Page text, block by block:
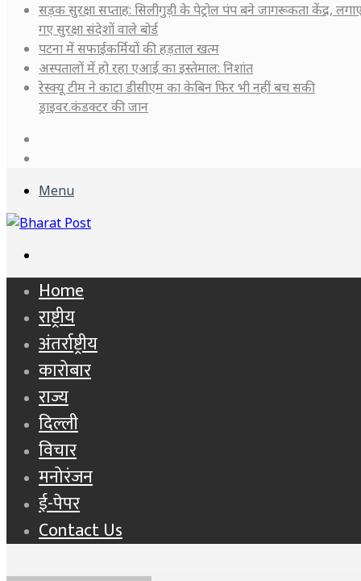
सड़क सुरक्षा सप्ताह: सिलीगुड़ी के पेट्रोल पंप बने जागरूकता केंद्र,
गए सुरक्षा संदेशों वाले बोर्ड
पटना में सफाईकर्मियों की हड़ताल खत्म
अस्पतालों में हो रहा एआई का इस्तेमाल: निशांत
रेस्क्यू टीम ने काटा डीसीएम का केबिन फिर भी नहीं बच सकी
ड्राइवर.कंडक्टर की जान
Menu
for
Home
राष्ट्रीय
अंतर्राष्ट्रीय
कारोबार
राज्य
दिल्ली
विचार
मनोरंजन
ई-पेपर
Contact Us